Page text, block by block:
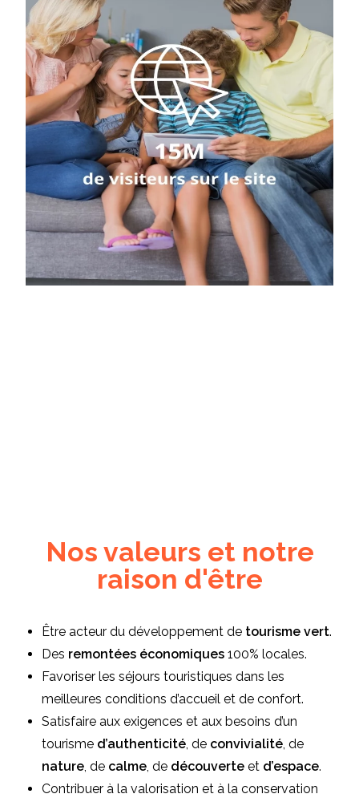
Nos valeurs et notre
raison d'être
Être acteur du développement de tourisme vert.
Des remontées économiques 100% locales.
Favoriser les séjours touristiques dans les
meilleures conditions d’accueil et de confort.
Satisfaire aux exigences et aux besoins d’un
tourisme d’authenticité , de convivialité , de
nature , de calme , de découverteet d’espace.
Contribuer à la valorisation et à la conservation